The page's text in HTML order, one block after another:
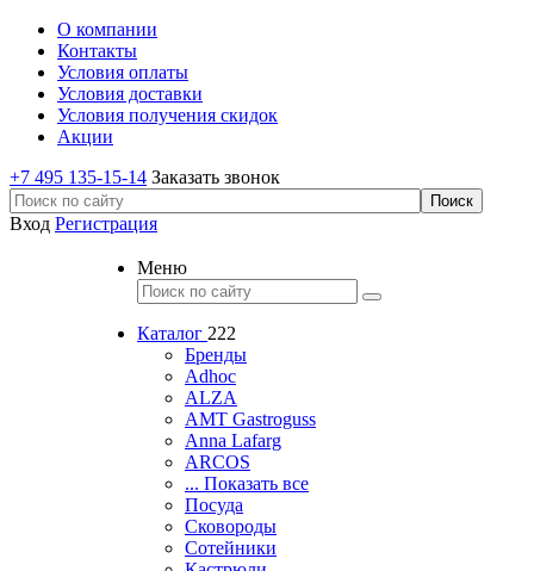
О компании
Контакты
Условия оплаты
Условия доставки
Условия получения скидок
Акции
+7 495 135-15-14 Заказать звонок
Вход Регистрация
Меню
Каталог 222
Бренды
Adhoc
ALZA
AMT Gastroguss
Anna Lafarg
ARCOS
... Показать все
Посуда
Сковороды
Сотейники